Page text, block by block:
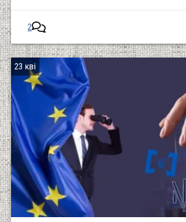
2
23 кві